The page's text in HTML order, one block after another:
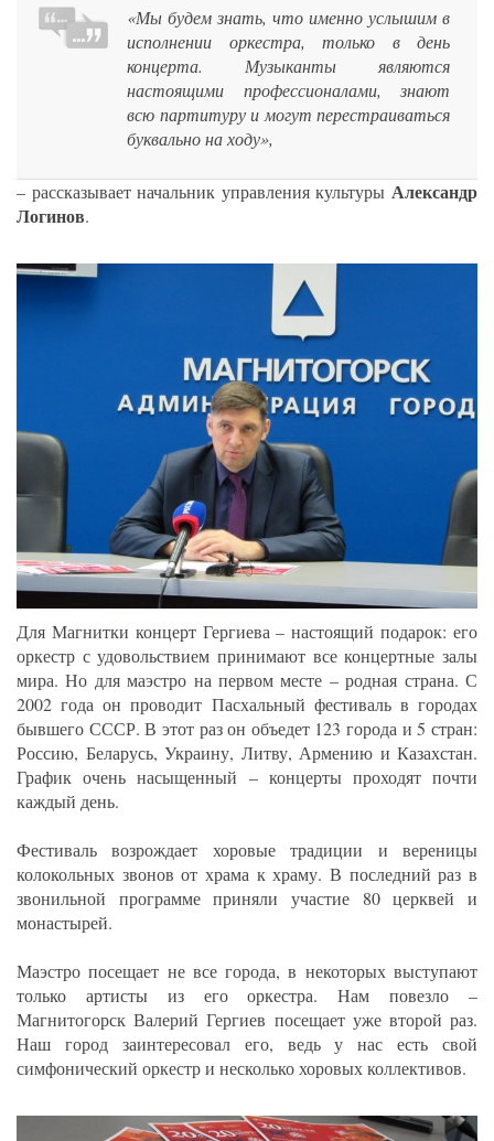
«Мы будем знать, что именно услышим в
исполнении оркестра, только в день
концерта. Музыканты являются
настоящими профессионалами, знают
всю партитуру и могут перестраиваться
буквально на ходу»,
– рассказывает начальник управления культуры Александр
Логинов.
Для Магнитки концерт Гергиева – настоящий подарок: его
оркестр с удовольствием принимают все концертные залы
мира. Но для маэстро на первом месте – родная страна. С
2002 года он проводит Пасхальный фестиваль в городах
бывшего СССР. В этот раз он объедет 123 города и 5 стран:
Россию, Беларусь, Украину, Литву, Армению и Казахстан.
График очень насыщенный – концерты проходят почти
каждый день.
Фестиваль возрождает хоровые традиции и вереницы
колокольных звонов от храма к храму. В последний раз в
звонильной программе приняли участие 80 церквей и
монастырей.
Маэстро посещает не все города, в некоторых выступают
только артисты из его оркестра. Нам повезло –
Магнитогорск Валерий Гергиев посещает уже второй раз.
Наш город заинтересовал его, ведь у нас есть свой
симфонический оркестр и несколько хоровых коллективов.